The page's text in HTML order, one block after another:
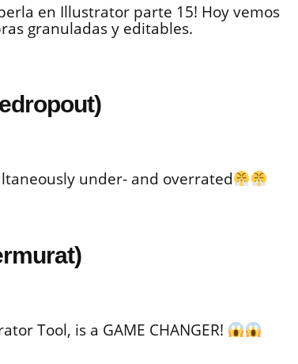
en Illustrator parte 15! Hoy vemos
granuladas y editables.
under- and overrated
Tool, is a GAME CHANGER!